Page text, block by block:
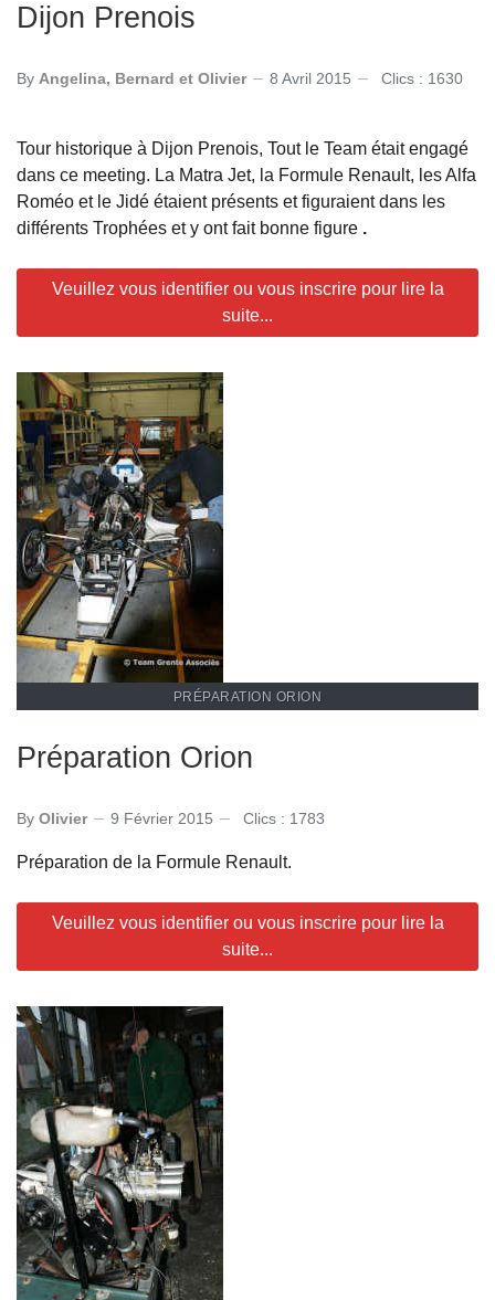
Dijon Prenois
By Angelina, Bernard et Olivier 8 Avril 2015 Clics : 1630
Tour historique à Dijon Prenois, Tout le Team était engagé
dans ce meeting. La Matra Jet, la Formule Renault, les Alfa
Roméo et le Jidé étaient présents et figuraient dans les
différents Trophées et y ont fait bonne figure .
Veuillez vous identifier ou vous inscrire pour lire la
suite...
PRÉPARATION ORION
Préparation Orion
By Olivier 9 Février 2015 Clics : 1783
Préparation de la Formule Renault.
Veuillez vous identifier ou vous inscrire pour lire la
suite...